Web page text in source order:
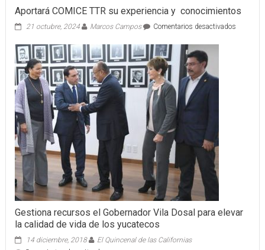
Aportará COMICE TTR su experiencia y conocimientos
21 octubre, 2024 Marcos Campos Comentarios desactivadosen
Gestiona recursos el Gobernador Vila Dosal para elevar
la calidad de vida de los yucatecos
14 diciembre, 2018
El Quincenal de las Californias